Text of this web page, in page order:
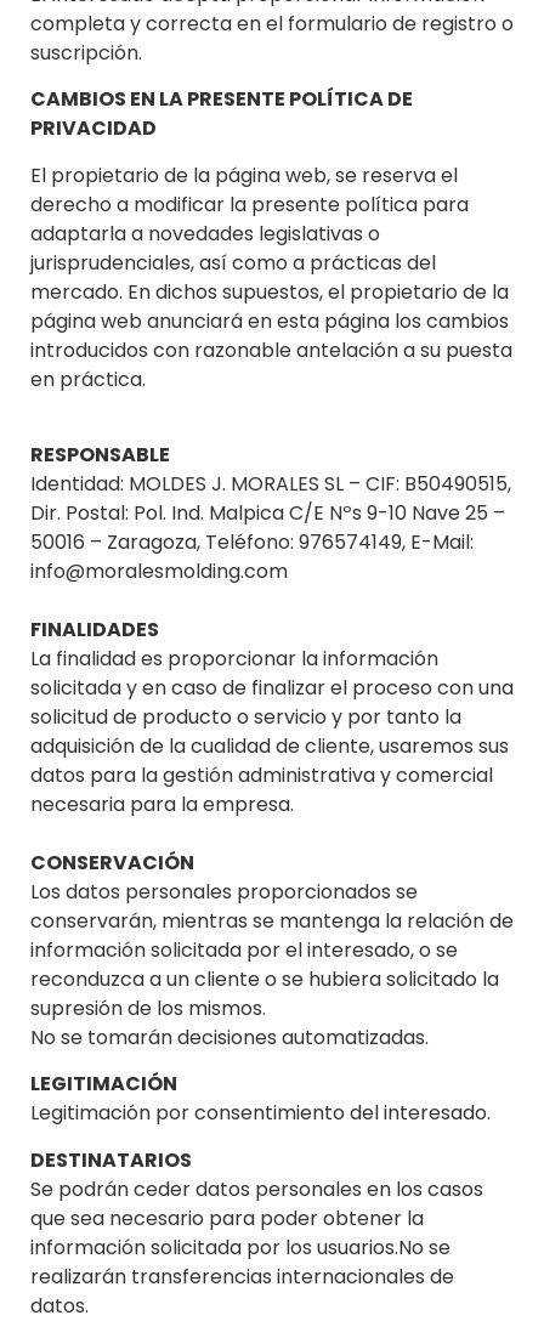
completa y correcta en el formulario de registro o
suscripción.
CAMBIOS EN LA PRESENTE POLÍTICA DE
PRIVACIDAD
El propietario de la página web, se reserva el
derecho a modificar la presente política para
adaptarla a novedades legislativas o
jurisprudenciales, así como a prácticas del
mercado. En dichos supuestos, el propietario de la
página web anunciará en esta página los cambios
introducidos con razonable antelación a su puesta
en práctica.
RESPONSABLE
Identidad: MOLDES J. MORALES SL – CIF: B50490515,
Dir. Postal: Pol. Ind. Malpica C/E Nºs 9-10 Nave 25 –
50016 – Zaragoza, Teléfono: 976574149, E-Mail:
info@moralesmolding.com
FINALIDADES
La finalidad es proporcionar la información
solicitada y en caso de finalizar el proceso con una
solicitud de producto o servicio y por tanto la
adquisición de la cualidad de cliente, usaremos sus
datos para la gestión administrativa y comercial
necesaria para la empresa.
CONSERVACIÓN
Los datos personales proporcionados se
conservarán, mientras se mantenga la relación de
información solicitada por el interesado, o se
reconduzca a un cliente o se hubiera solicitado la
supresión de los mismos.
No se tomarán decisiones automatizadas.
LEGITIMACIÓN
Legitimación por consentimiento del interesado.
DESTINATARIOS
Se podrán ceder datos personales en los casos
que sea necesario para poder obtener la
información solicitada por los usuarios.No se
realizarán transferencias internacionales de
datos.